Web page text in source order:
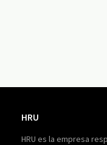
HRU
HRU es la empresa